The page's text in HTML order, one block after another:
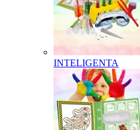
INTELIGENTA